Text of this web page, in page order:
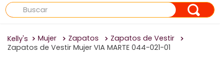
Buscar
Mujer Zapatos
Zapatos de Vestir
Zapatos de Vestir Mujer VIA MARTE 044-021-01